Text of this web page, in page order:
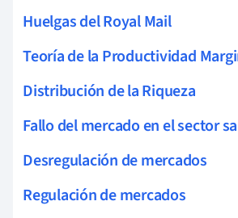
Huelgas del Royal Mail
Teoría de la Productividad
Distribución de la Riqueza
Fallo del mercado en el sector
Desregulación de mercados
Regulación de mercados